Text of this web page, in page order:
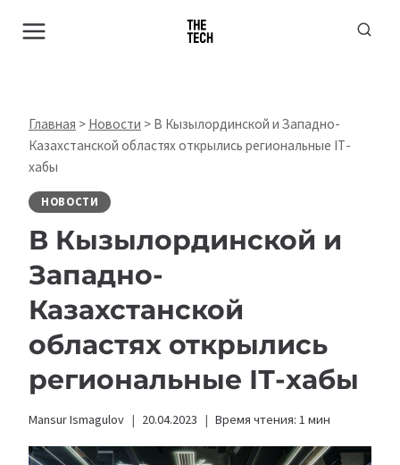
Главная > Новости > В Кызылординской и Западно-
Казахстанской областях открылись региональные ІТ-
хабы
НОВОСТИ
В Кызылординской и
Западно-
Казахстанской
областях открылись
региональные ІТ-хабы
Mansur Ismagulov 20.04.2023 Время чтения: 1 мин